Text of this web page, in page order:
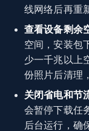
线网络后再重
查看设备剩余
空间，安装包
少一千兆以上
份照片后清理
关闭省电和节
会暂停下载任
后台运行，确